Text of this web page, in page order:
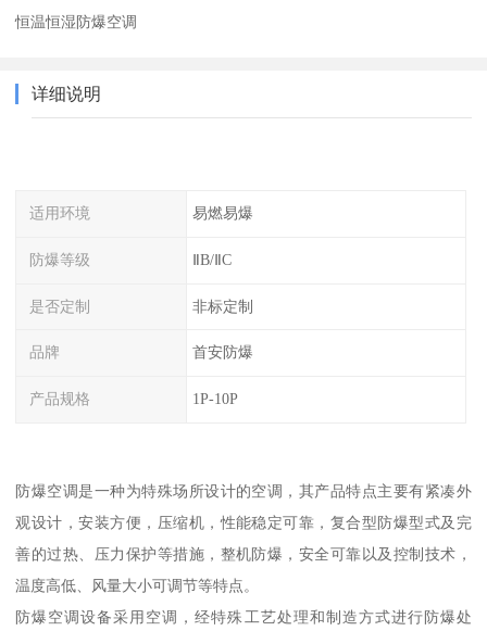
恒温恒湿防爆空调
详细说明
适用环境 易燃易爆
防爆等级 ⅡB/ⅡC
是否定制 非标定制
品牌 首安防爆
产品规格 1P-10P
防爆空调是一种为特殊场所设计的空调，其产品特点主要有紧凑外
观设计，安装方便，压缩机，性能稳定可靠，复合型防爆型式及完
善的过热、压力保护等措施，整机防爆，安全可靠以及控制技术，
温度高低、风量大小可调节等特点。
防爆空调设备采用空调，经特殊工艺处理和制造方式进行防爆处